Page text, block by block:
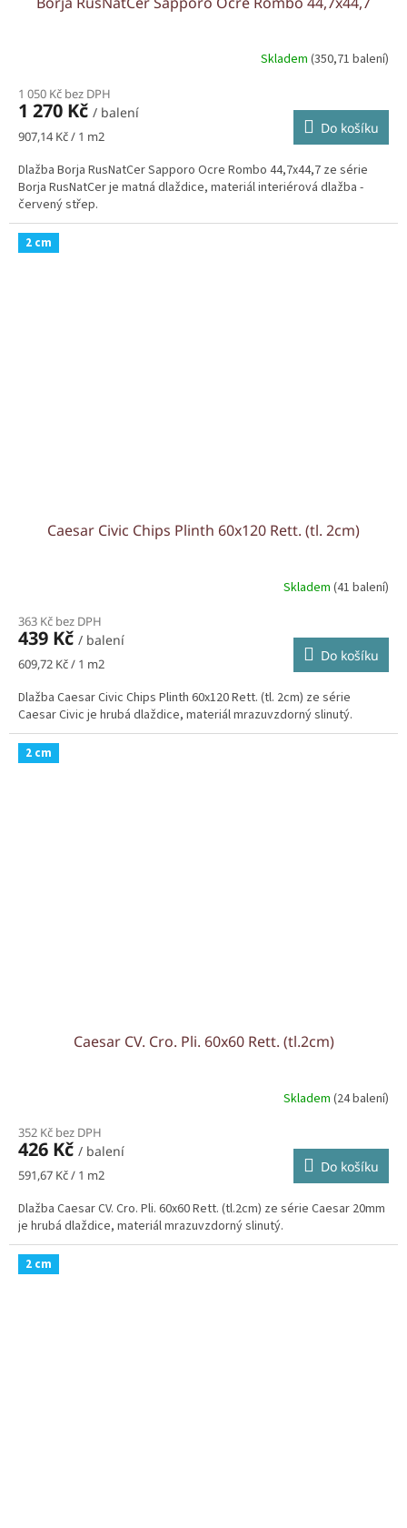
Skladem (350,71 balení)
1 050 Kč bez DPH
1 270 Kč / balení
Měrná
907,14 Kč / 1 m2 Do košíku
Dlažba Borja RusNatCer Sapporo Ocre Rombo 44,7x44,7 ze série
Borja RusNatCer je matná dlaždice, materiál interiérová dlažba -
červený střep.
2 cm
Caesar Civic Chips Plinth 60x120 Rett. (tl. 2cm)
Skladem (41 balení)
363 Kč bez DPH
439 Kč / balení
Měrná
609,72 Kč / 1 m2 Do košíku
Dlažba Caesar Civic Chips Plinth 60x120 Rett. (tl. 2cm) ze série
Caesar Civic je hrubá dlaždice, materiál mrazuvzdorný slinutý.
2 cm
Caesar CV. Cro. Pli. 60x60 Rett. (tl.2cm)
Skladem (24 balení)
352 Kč bez DPH
426 Kč / balení
Měrná
591,67 Kč / 1 m2 Do košíku
Dlažba Caesar CV. Cro. Pli. 60x60 Rett. (tl.2cm) ze série Caesar 20mm
je hrubá dlaždice, materiál mrazuvzdorný slinutý.
2 cm